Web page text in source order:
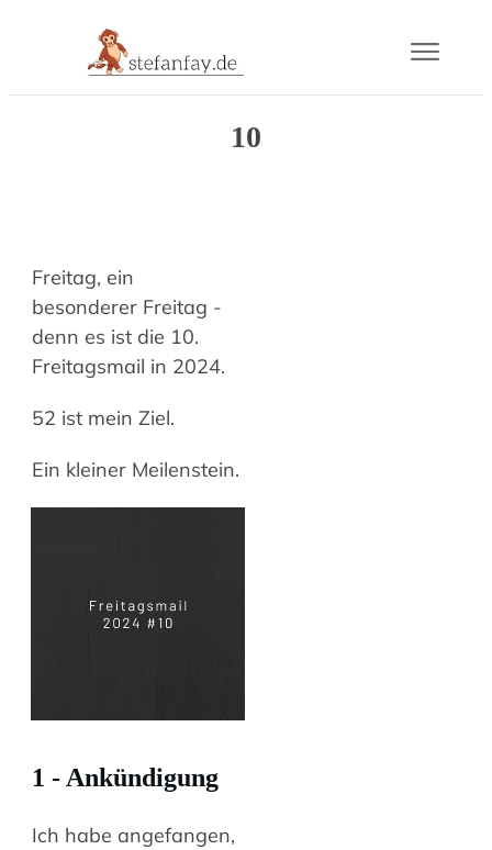
10
Freitag, ein
besonderer Freitag -
denn es ist die 10.
Freitagsmail in 2024.
52 ist mein Ziel.
Ein kleiner Meilenstein.
1 - Ankündigung
Ich habe angefangen,